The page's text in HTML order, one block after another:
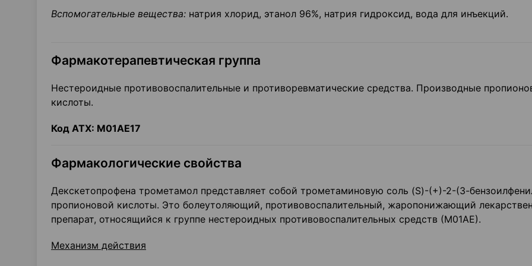
Вспомогательные вещества: натрия хлорид, этанол 96%, натрия гидроксид, вода для инъекций.
Фармакотерапевтическая группа
Нестероидные противовоспалительные и противоревматические средства. Производные
кислоты.
Код ATX: М01АЕ17
Фармакологические свойства
Декскетопрофена трометамол представляет собой трометаминовую соль (S)-(+)-2-(3-
пропионовой кислоты. Это болеутоляющий, противовоспалительный, жаропонижающий
препарат, относящийся к группе нестероидных противовоспалительных средств (М01АЕ).
Механизм действия